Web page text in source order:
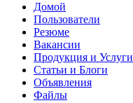
Домой
Пользователи
Резюме
Вакансии
Продукция и Услуги
Статьи и Блоги
Объявления
Файлы